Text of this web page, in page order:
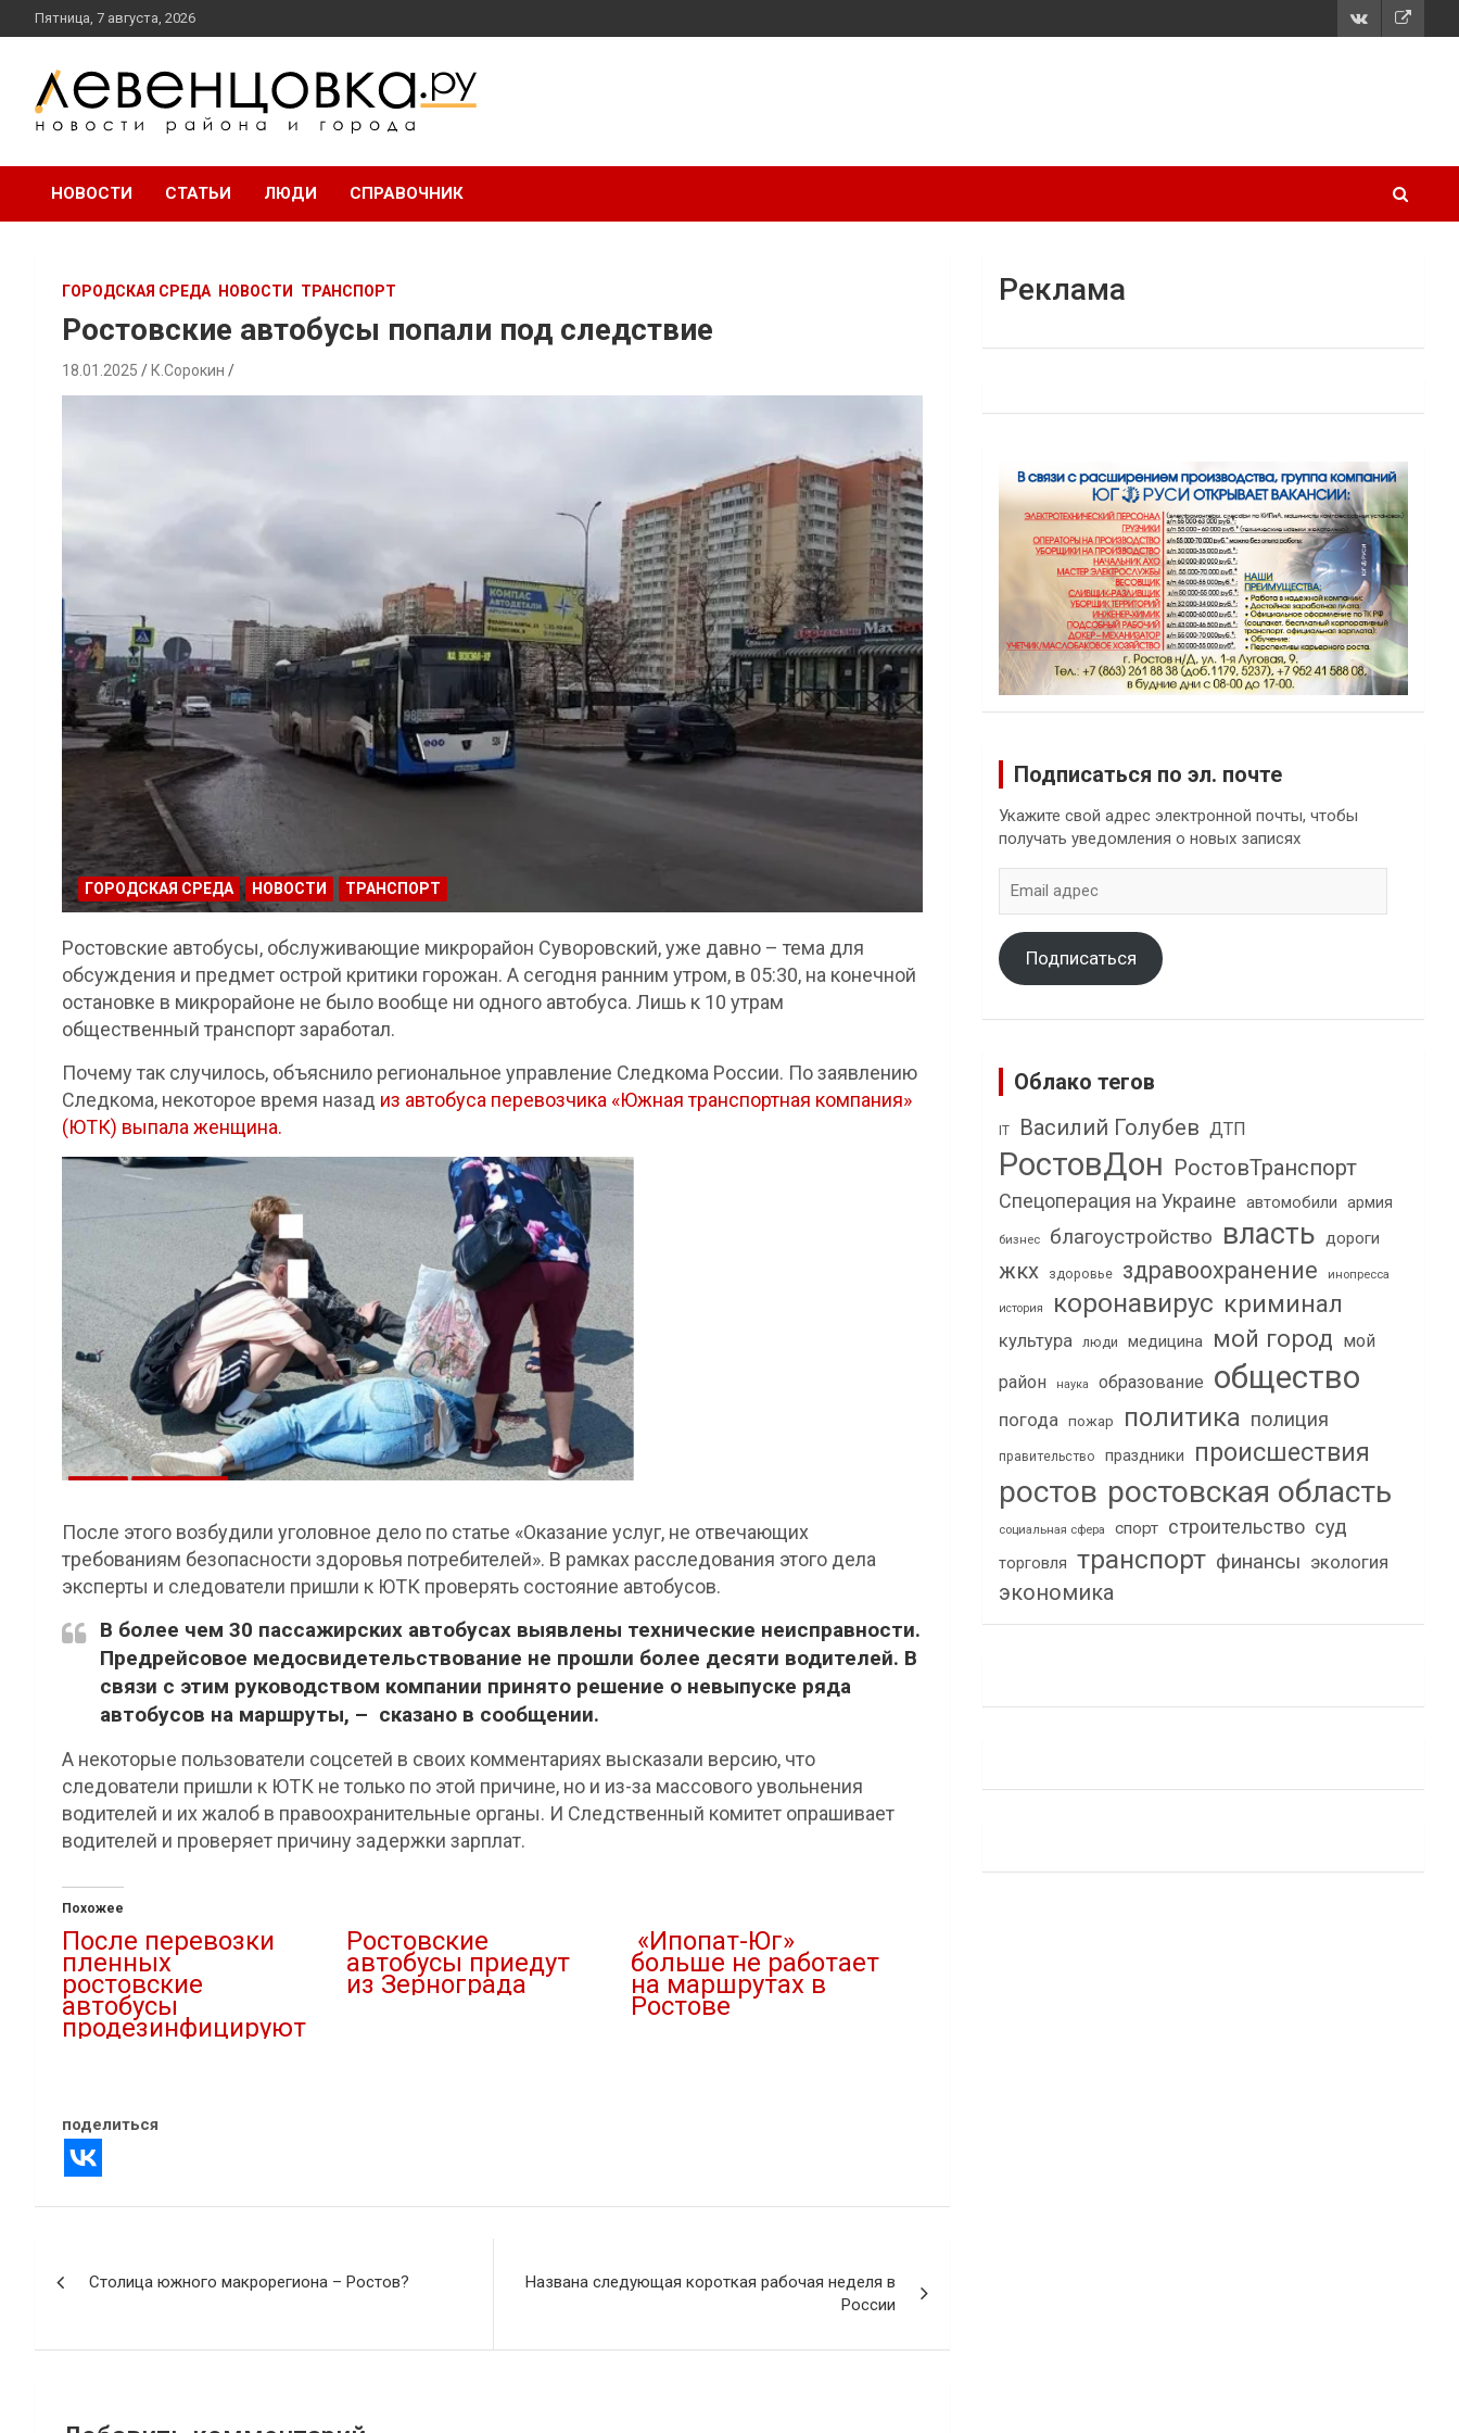
перейти
к
Пятница, 7 августа, 2026
Левенцовка Ру
НОВОСТИ СТАТЬИ ЛЮДИ СПРАВОЧНИК
ГОРОДСКАЯ СРЕДА НОВОСТИ ТРАНСПОРТ
Ростовские автобусы попали под следствие
18.01.2025 К.Сорокин
ГОРОДСКАЯ СРЕДА НОВОСТИ ТРАНСПОРТ
Ростовские автобусы, обслуживающие микрорайон Суворовский, уже давно – тема для
обсуждения и предмет острой критики горожан. А сегодня ранним утром, в 05:30, на конечной
остановке в микрорайоне не было вообще ни одного автобуса. Лишь к 10 утрам
общественный транспорт заработал.
Почему так случилось, объяснило региональное управление Следкома России. По заявлению
Следкома, некоторое время назад из автобуса перевозчика «Южная транспортная компания»
(ЮТК) выпала женщина.
После этого возбудили уголовное дело по статье «Оказание услуг, не отвечающих
требованиям безопасности здоровья потребителей». В рамках расследования этого дела
эксперты и следователи пришли к ЮТК проверять состояние автобусов.
В более чем 30 пассажирских автобусах выявлены технические неисправности.
Предрейсовое медосвидетельствование не прошли более десяти водителей. В
связи с этим руководством компании принято решение о невыпуске ряда
автобусов на маршруты, – сказано в сообщении.
А некоторые пользователи соцсетей в своих комментариях высказали версию, что
следователи пришли к ЮТК не только по этой причине, но и из-за массового увольнения
водителей и их жалоб в правоохранительные органы. И Следственный комитет опрашивает
водителей и проверяет причину задержки зарплат.
Похожее
После перевозки
пленных
ростовские
автобусы
продезинфицируют
Ростовские
автобусы приедут
из Зернограда
«Ипопат-Юг»
больше не работает
на маршрутах в
Ростове
поделиться
записям
Столица южного макрорегиона – Ростов?
Названа следующая короткая рабочая неделя в
России
Реклама
Подписаться по эл. почте
Укажите свой адрес электронной почты, чтобы
получать уведомления о новых записях
адрес
Подписаться
Облако тегов
IT Василий Голубев ДТП
РостовДон РостовТранспорт
Спецоперация на Украине автомобили армия
бизнес благоустройство власть дороги
жкх здоровье здравоохранение инопресса
история коронавирус криминал
культура люди медицина мой город мой
район
наука образование общество
погода пожар политика полиция
правительство праздники происшествия
ростов ростовская область
социальная сфера спорт строительство суд
торговля транспорт финансы экология
экономика